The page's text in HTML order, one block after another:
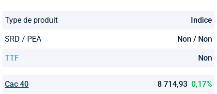
Type de produit Indice
SRD / PEA Non / Non
TTF Non
Cac 40 8 714,93 0,17%